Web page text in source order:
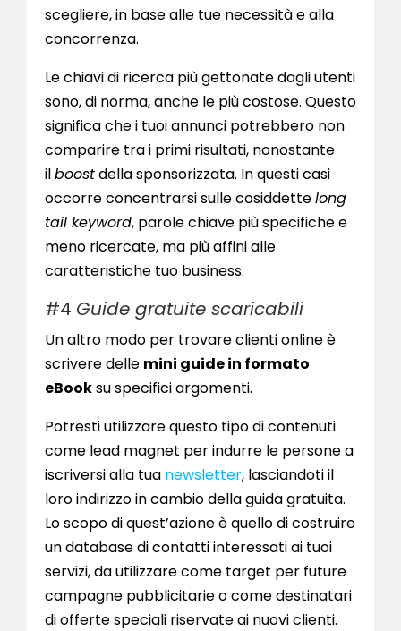
scegliere, in base alle tue necessità e alla
concorrenza.
Le chiavi di ricerca più gettonate dagli utenti
sono, di norma, anche le più costose. Questo
significa che i tuoi annunci potrebbero non
comparire tra i primi risultati, nonostante
ilboostdella sponsorizzata. In questi casi
occorre concentrarsi sulle cosiddettelong
tail keyword, parole chiave più specifiche e
meno ricercate, ma più affini alle
caratteristiche tuo business.
#4 Guide gratuite scaricabili
Un altro modo per trovare clienti online è
scrivere delle mini guide in formato
eBooksu specifici argomenti.
Potresti utilizzare questo tipo di contenuti
come lead magnet per indurre le persone a
iscriversi alla tua newsletter, lasciandoti il
loro indirizzo in cambio della guida gratuita.
Lo scopo di quest’azione è quello di costruire
un database di contatti interessati ai tuoi
servizi, da utilizzare come target per future
campagne pubblicitarie o come destinatari
di offerte speciali riservate ai nuovi clienti.